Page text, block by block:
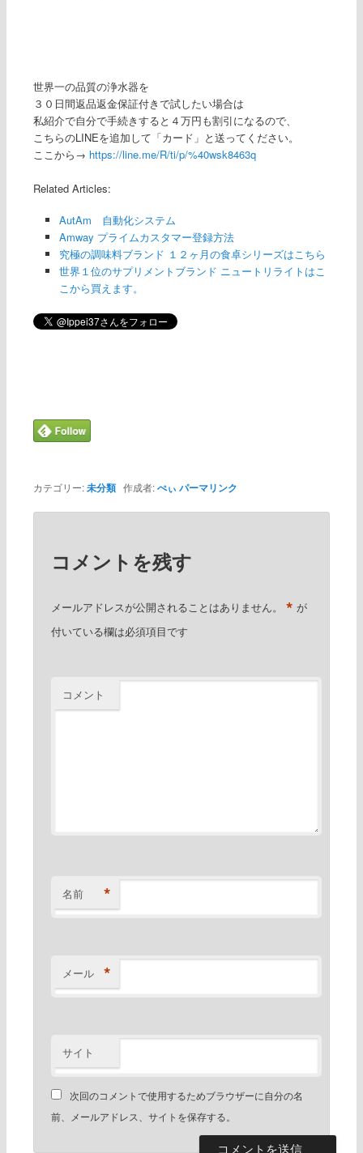
世界一の品質の浄水器を
３０日間返品返金保証付きで試したい場合は
私紹介で自分で手続きすると４万円も割引になるので、
こちらのLINEを追加して「カード」と送ってください。
ここから→ https://line.me/R/ti/p/%40wsk8463q
Related Articles:
AutAm 自動化システム
Amway プライムカスタマー登録方法
究極の調味料ブランド １２ヶ月の食卓シリーズはこちら
世界１位のサプリメントブランド ニュートリライトはこ
こから買えます。
カテゴリー:未分類作成者:ぺぃ パーマリンク
コメントを残す
メールアドレスが公開されることはありません。 * が
付いている欄は必須項目です
コメント
名前 *
メール *
サイト
次回のコメントで使用するためブラウザーに自分の名
前、メールアドレス、サイトを保存する。